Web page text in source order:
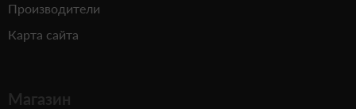
Производители
Карта сайта
Магазин